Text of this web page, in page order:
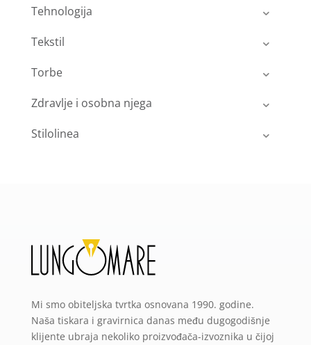
Tehnologija
Tekstil
Torbe
Zdravlje i osobna njega
Stilolinea
Mi smo obiteljska tvrtka osnovana 1990. godine.
Naša tiskara i gravirnica danas među dugogodišnje
klijente ubraja nekoliko proizvođača-izvoznika u čijoj